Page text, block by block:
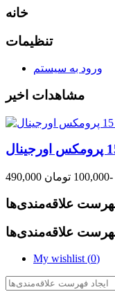
خانه
تنظیمات
ورود به سیستم
مشاهدات اخیر
-100,000 تومان
علاقه‌مندی‌ها
علاقه‌مندی‌ها
My wishlist (0)